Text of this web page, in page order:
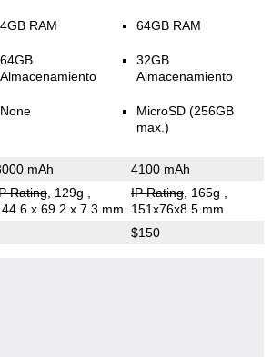
4GB RAM
64GB
Almacenamiento
None
64GB RAM
32GB
Almacenamiento
MicroSD (256GB
max.)
mAh 4100 mAh
Rating, 129g
x 69.2 x 7.3 mm
IP Rating, 165g
151x76x8.5 mm
$150